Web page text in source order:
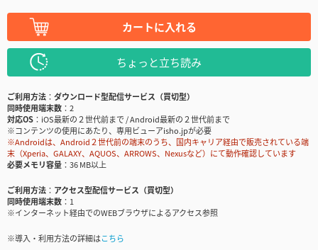
カートに入れる
ちょっと立ち読み
ご利用方法
ダウンロード型配信サービス（買切型）
同時使用端末数
2
対応OS
iOS最新の２世代前まで / Android最新の２世代前まで
※コンテンツの使用にあたり、専用ビューアisho.jpが必要
※Androidは、Android２世代前の端末のうち、国内キャリア経由で販売されている端
末（Xperia、GALAXY、AQUOS、ARROWS、Nexusなど）にて動作確認しています
必要メモリ容量
36 MB以上
ご利用方法
アクセス型配信サービス（買切型）
同時使用端末数
1
※インターネット経由でのWEBブラウザによるアクセス参照
※導入・利用方法の詳細はこちら